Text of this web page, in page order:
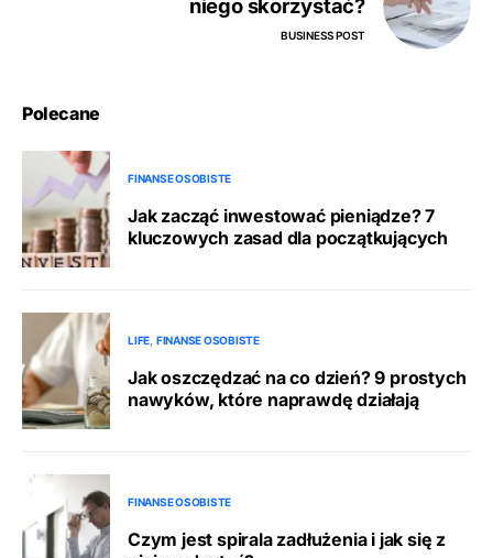
niego skorzystać?
BUSINESS POST
Polecane
FINANSE OSOBISTE
Jak zacząć inwestować pieniądze? 7
kluczowych zasad dla początkujących
LIFE FINANSE OSOBISTE
Jak oszczędzać na co dzień? 9 prostych
nawyków, które naprawdę działają
FINANSE OSOBISTE
Czym jest spirala zadłużenia i jak się z